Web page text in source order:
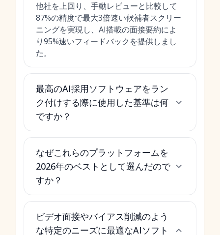
他社を上回り、手動レビューと比較して
87%の精度で最大3倍速い候補者スクリー
ニングを実現し、AI搭載の面接要約によ
り95%速いフィードバックを提供しまし
た。
最高のAI採用ソフトウェアをラン
ク付けする際に使用した基準は何
ですか？
なぜこれらのプラットフォームを
2026年のベストとして選んだので
すか？
ビデオ面接やバイアス削減のよう
な特定のニーズに最適なAIソフト